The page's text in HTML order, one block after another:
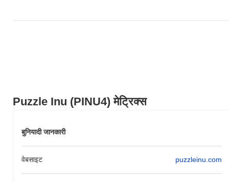
Puzzle Inu (PINU4) मेट्रिक्स
बुनियादी जानकारी
वेबसाइट puzzleinu.com